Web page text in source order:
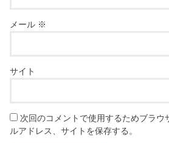
メール ※
サイト
次回のコメントで使用するためブラウ
ルアドレス、サイトを保存する。